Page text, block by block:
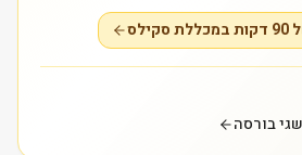
בורסה